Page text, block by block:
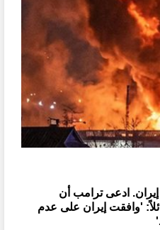
ادعى ترامب أن
'وافقت إيران على عدم